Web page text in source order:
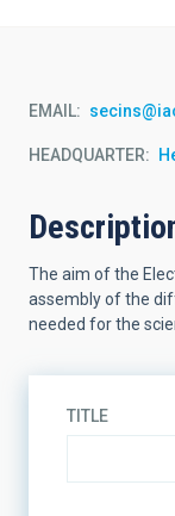
EMAIL
HEADQUARTER
The aim of the
assembly of the
needed for the
TITLE